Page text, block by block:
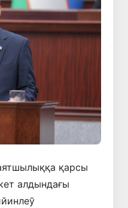
қарсы
алдындағы